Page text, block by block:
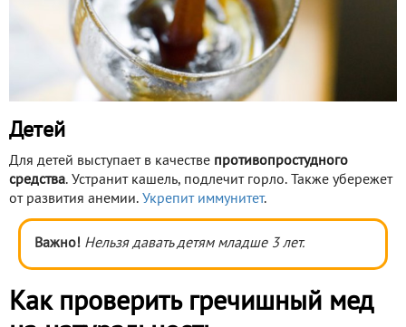
Детей
Для детей выступает в качестве противопростудного
средства. Устранит кашель, подлечит горло. Также убережет
от развития анемии. Укрепит иммунитет.
Важно! Нельзя давать детям младше 3 лет.
Как проверить гречишный мед